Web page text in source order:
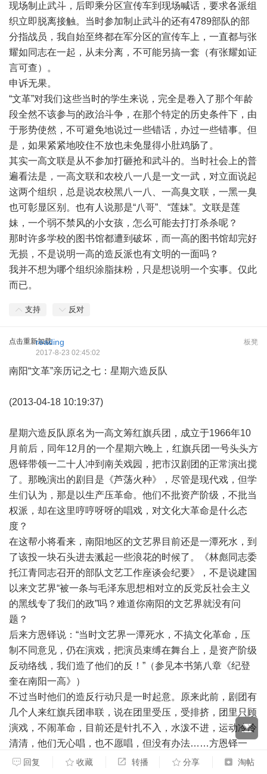
现场制止武斗，后即乘分区宣传车到现场喊话，要求各派组
织立即脱离接触。当时参加制止武斗的还有4789部队的部
分指战员，我自始至终都在军分区的宣传车上，一直都与张
耀如同志在一起，从未分离，不可能另搞一套（有张耀如证
言可查）。
申诉无果。
“文革”对我们这些当时的学生来说，完全是卷入了那个年龄
段全然不该参与的政治斗争，在那个特定的历史条件下，由
于形势使然，不可避免地说过一些错话，办过一些错事。但
是，如果紧紧地咬住不放也未免显得小肚鸡肠了。
其实一高文联是从不参加打砸抢和武斗的。当时社会上的普
遍看法是，一高文联和农校八一八是一文一武，对立面说起
这两个组织，总是说农校黑八一八、一高臭文联，一黑一臭
也可彰显区别。也有人说那是“八哥”、“莲妹”。文联是莲
妹，一个弱不禁风的小女孩，怎么可能去打打杀杀呢？
那时许多学校的图书馆都遭到破坏，而一高的图书馆却完好
无损，不是说明一高的造反派也有文明的一面吗？
我并不想为哪个组织涂脂抹粉，只是想说明一个实事。仅此
而已。
支持 反对
点击重新加载 板凳
reading
2017-8-23 02:45:02
南阳“文革”亲历记之七：星期六造反队
(2013-04-18 10:19:37)
星期六造反队原名为一高文筹红旗兵团，成立于1966年10
月前后，同年12月的一个星期六晚上，红旗兵团一号头头方
恩铎带领一二十人冲到南关戏园，把市汉剧团的正常演出搅
了。那晚演出的剧目是《芦荡火种》，尽管是现代戏，但学
生们认为，那是以生产压革命。他们不批资产阶级，不批当
权派，却在这里哼哼呀呀的唱戏，对文化大革命是什么态
度？
在这帮小将看来，南阳地区的文艺界目前还是一潭死水，到
了该投一块石头进去溅起一些浪花的时候了。《林彪同志委
托江青同志召开的部队文艺工作座谈会纪要》，不是说建国
以来文艺界“被一条与毛泽东思想相对立的反党反社会主义
的黑线专了我们的政”吗？难道你南阳的文艺界就没有问
题？
后来方恩铎说：“当时文艺界一潭死水，不搞文化革命，压
制不同意见，仍在演戏，把演员束缚在舞台上，是资产阶级
反动络线，我们造了他们的反！”（参见本书第八章《纪登
奎在南阳一高》）
不过当时他们的造反行动只是一时起意。原来此前，剧团有
几个人来红旗兵团串联，说在团里受压，受排挤，团里只顾
演戏，不闹革命，目前还是针扎不入，水泼不进，运动冷冷
清清，他们无心唱，也不愿唱，但没有办法……方恩铎一
听，热血冲上脑门，说，现在是什么时候了，你们还在唱
回复 收藏 转播 分享 淘帖